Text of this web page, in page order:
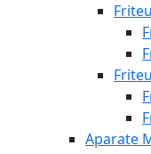
Aparate